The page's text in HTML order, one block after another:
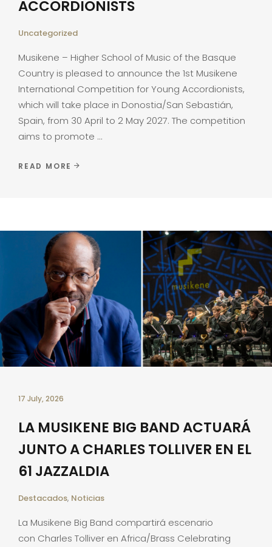
ACCORDIONISTS
Uncategorized
Musikene – Higher School of Music of the Basque
Country is pleased to announce the 1st Musikene
International Competition for Young Accordionists,
which will take place in Donostia/San Sebastián,
Spain, from 30 April to 2 May 2027. The competition
aims to promote
READ MORE
17 July, 2026
LA MUSIKENE BIG BAND ACTUARÁ
JUNTO A CHARLES TOLLIVER EN EL
61 JAZZALDIA
Destacados, Noticias
La Musikene Big Band compartirá escenario
con Charles Tolliver en Africa/Brass Celebrating